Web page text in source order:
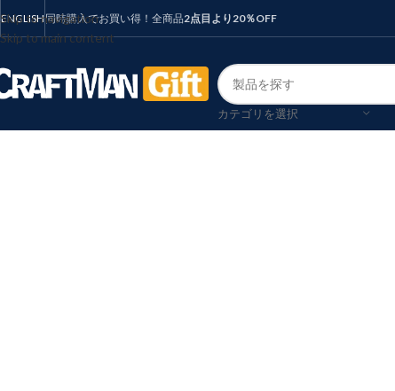
Skip to navigation
Skip to main content
ENGLISH同時購入でお買い得！全商品2点目より20％OFF
カテゴリを選択